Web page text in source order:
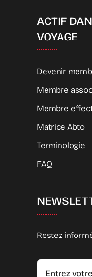
ACTIF
VOYAGE
Devenir
Membre
Membre
Matrice Abto
Terminologie
FAQ
Restez